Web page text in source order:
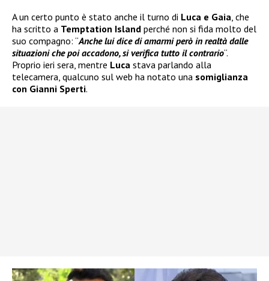
A un certo punto è stato anche il turno di Luca e Gaia, che
ha scritto a Temptation Island perché non si fida molto del
suo compagno: “Anche lui dice di amarmi però in realtà dalle
situazioni che poi accadono, si verifica tutto il contrario“.
Proprio ieri sera, mentre Luca stava parlando alla
telecamera, qualcuno sul web ha notato una somiglianza
con Gianni Sperti.